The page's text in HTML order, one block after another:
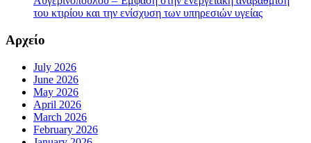
του κτιρίου και την ενίσχυση των υπηρεσιών υγείας
Αρχείο
July 2026
June 2026
May 2026
April 2026
March 2026
February 2026